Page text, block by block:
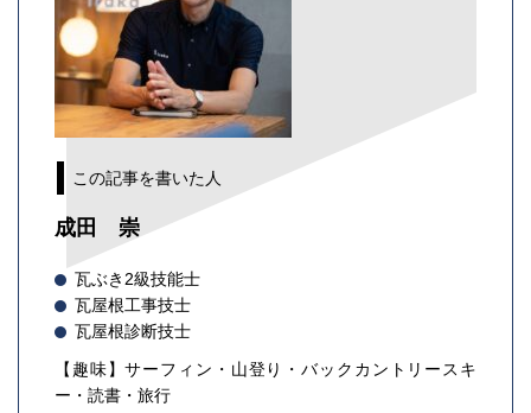
この記事を書いた人
成田 崇
瓦ぶき2級技能士
瓦屋根工事技士
瓦屋根診断技士
【趣味】サーフィン・山登り・バックカントリースキ
ー・読書・旅行